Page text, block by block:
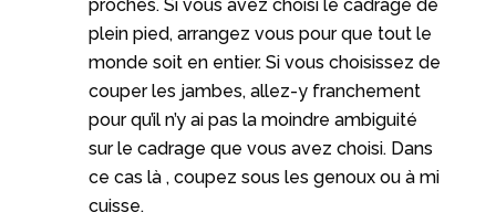
proches. Si vous avez choisi le cadrage de
plein pied, arrangez vous pour que tout le
monde soit en entier. Si vous choisissez de
couper les jambes, allez-y franchement
pour qu’il n’y ai pas la moindre ambiguité
sur le cadrage que vous avez choisi. Dans
ce cas là , coupez sous les genoux ou à mi
cuisse.